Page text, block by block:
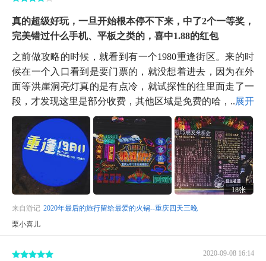
真的超级好玩，一旦开始根本停不下来，中了2个一等奖，
完美错过什么手机、平板之类的，喜中1.88的红包
之前做攻略的时候，就看到有一个1980重逢街区。来的时
候在一个入口看到是要门票的，就没想着进去，因为在外
面等洪崖洞亮灯真的是有点冷，就试探性的往里面走了一
段，才发现这里是部分收费，其他区域是免费的哈，...展开
18张
来自游记 2020年最后的旅行留给最爱的火锅--重庆四天三晚
栗小喜儿
2020-09-08 16:14